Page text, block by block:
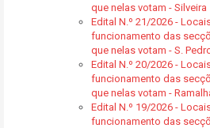
que nelas votam - Silveira
Edital N.º 21/2026 -
funcionamento das
que nelas votam - S.
Edital N.º 20/2026 -
funcionamento das
que nelas votam -
Edital N.º 19/2026 -
funcionamento das